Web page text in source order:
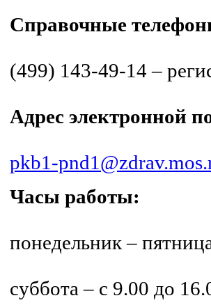
Справочные
(499) 143-49-14 –
Адрес электронной
pkb1-
Часы работы:
понедельник –
суббота – с 9.00 до